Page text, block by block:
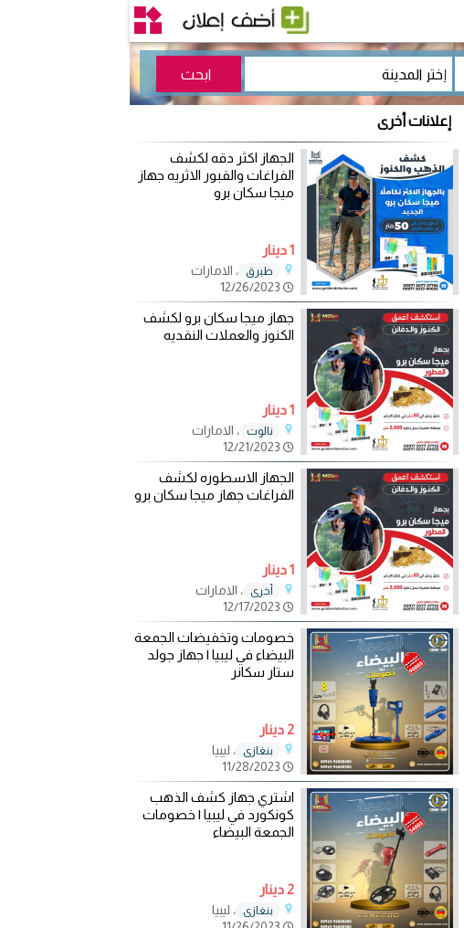
إعلانات أخرى
الجهاز اكثر دقه لكشف
الفراغات والقبور الاثريه جهاز
ميجا سكان برو
1 دينار
طبرق
، الامارات
12/26/2023
جهاز ميجا سكان برو لكشف
الكنوز والعملات النقديه
1 دينار
نالوت ، الامارات
12/21/2023
الجهاز الاسطوره لكشف
الفراغات جهاز ميجا سكان برو
1 دينار
أخرى
، الامارات
12/17/2023
خصومات وتخفيضات الجمعة
البيضاء في ليبيا | جهاز جولد
ستار سكانر
2 دينار
بنغازي
، ليبيا
11/28/2023
اشتري جهاز كشف الذهب
كونكورد في ليبيا | خصومات
الجمعة البيضاء
2 دينار
بنغازي
، ليبيا